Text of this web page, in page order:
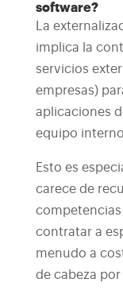
software?
La
implica la
servicios
empresas)
aplicaciones
equipo
Esto es
carece de
contratar a
menudo a
de cabeza